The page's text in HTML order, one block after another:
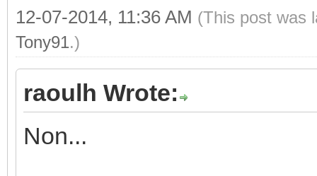
12-07-2014, 11:36 AM (This post was
Tony91.)
raoulh Wrote:
Non...